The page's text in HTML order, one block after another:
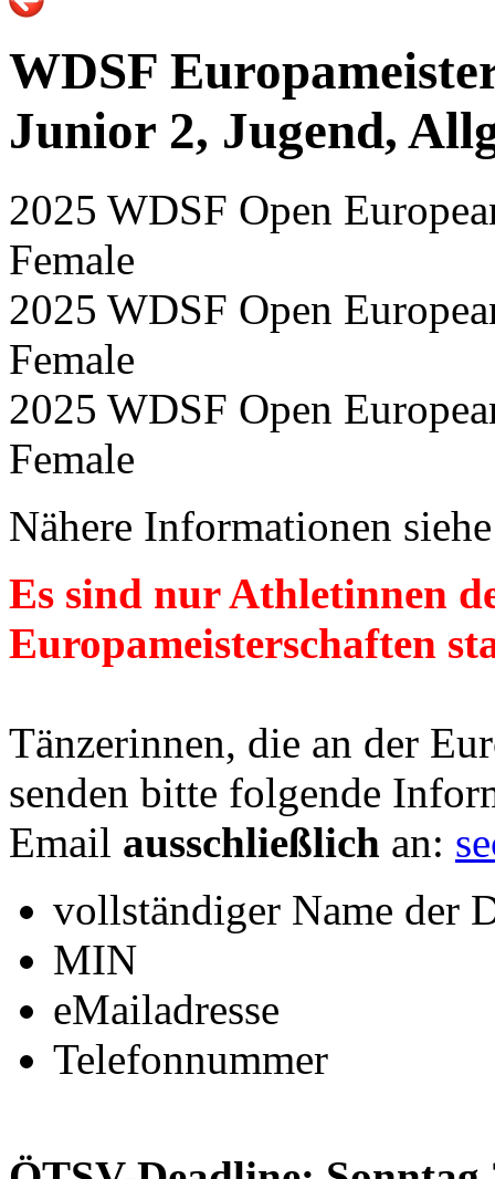
WDSF
Junior 2, Jugend,
2025 WDSF Open
Female
2025 WDSF Open
Female
2025 WDSF Open
Female
Nähere Informationen
Es sind nur Athletinnen
Europameisterschaften
Tänzerinnen, die an der
senden bitte folgende
Email ausschließlich an:
vollständiger Name der
MIN
eMailadresse
Telefonnummer